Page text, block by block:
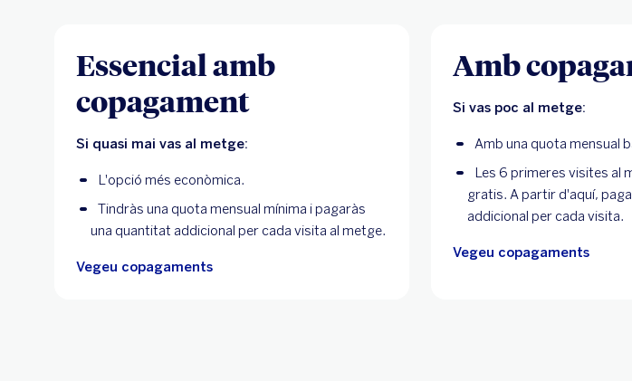
Essencial amb
copagament
Si quasi mai vas al metge:
L'opció més econòmica.
Tindràs una quota mensual mínima i pagaràs
una quantitat addicional per cada visita al metge.
Vegeu copagaments
Amb
Si vas poc al metge:
Amb una quota mensual
Les 6 primeres visites al
gratis. A partir d'aquí,
addicional per cada visita.
Vegeu copagaments